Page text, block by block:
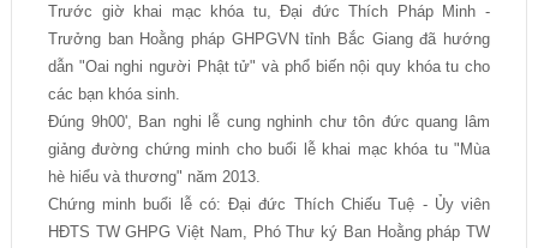
Trước giờ khai mạc khóa tu, Đại đức Thích Pháp Minh -
Trưởng ban Hoằng pháp GHPGVN tỉnh Bắc Giang đã hướng
dẫn "Oai nghi người Phật tử" và phổ biến nội quy khóa tu cho
các bạn khóa sinh.
Đúng 9h00', Ban nghi lễ cung nghinh chư tôn đức quang lâm
giảng đường chứng minh cho buổi lễ khai mạc khóa tu "Mùa
hè hiểu và thương" năm 2013.
Chứng minh buổi lễ có: Đại đức Thích Chiếu Tuệ - Ủy viên
HĐTS TW GHPG Việt Nam, Phó Thư ký Ban Hoằng pháp TW